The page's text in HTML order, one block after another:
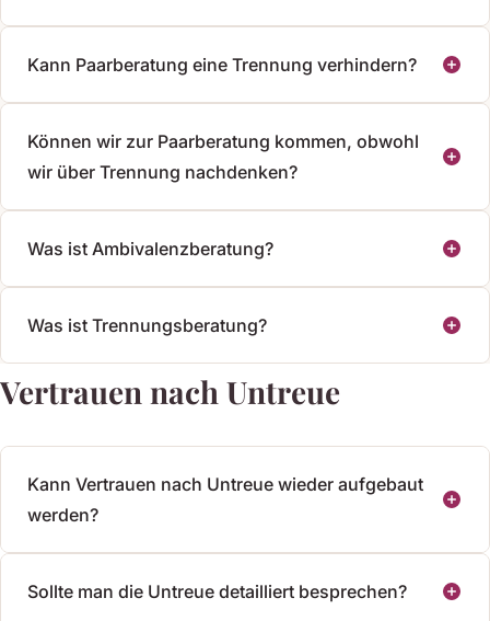
Kann Paarberatung eine Trennung verhindern?
Können wir zur Paarberatung kommen, obwohl
wir über Trennung nachdenken?
Was ist Ambivalenzberatung?
Was ist Trennungsberatung?
Vertrauen nach Untreue
Kann Vertrauen nach Untreue wieder aufgebaut
werden?
Sollte man die Untreue detailliert besprechen?